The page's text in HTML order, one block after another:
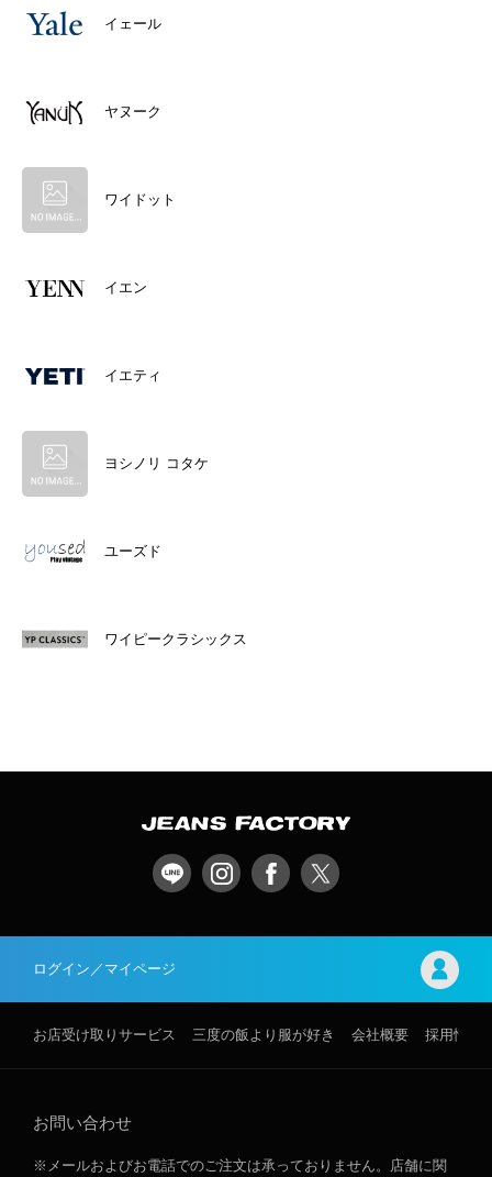
イェール
ヤヌーク
ワイドット
イエン
イエティ
ヨシノリ コタケ
ユーズド
ワイピークラシックス
ログイン／マイページ
お店受け取りサービス 三度の飯より服が好き 会社概要 採用情報
お問い合わせ
※メールおよびお電話でのご注文は承っておりません。店舗に関